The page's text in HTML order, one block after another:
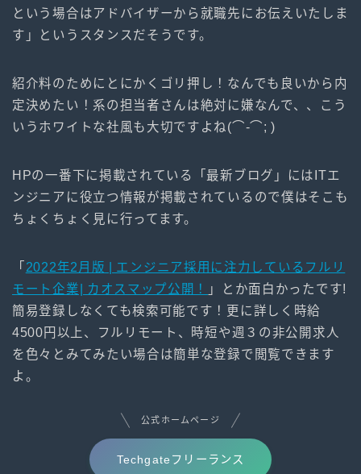
という場合はアドバイザーから就職先にお伝えいたしま
す」というスタンスだそうです。
紹介料のためにとにかくゴリ押し！なんでも良いから内
定決めたい！系の担当者さんは絶対に嫌なんで、、こう
いうホワイトな社風も大切ですよね(⌒-⌒; )
HPの一番下に掲載されている「最新ブログ」にはITエ
ンジニアに役立つ情報が掲載されているので僕はそこも
ちょくちょく見に行ってます。
「 2022年2月版 | エンジニア採用に注力しているフルリ
モート企業| カオスマップ公開！
」とか面白かったです!
簡易登録しなくても検索可能です！更に詳しく時給
4500円以上、フルリモート、時短や週３の非公開求人
を色々とみてみたい場合は簡単な登録で閲覧できます
よ。
公式ホームページ
Techgateフリーランス